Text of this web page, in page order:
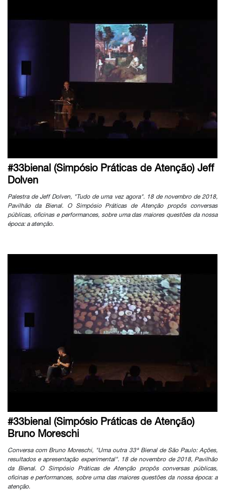
#33bienal (Simpósio Práticas de Atenção) Jeff
Dolven
Palestra de Jeff Dolven, "Tudo de uma vez agora". 18 de novembro de 2018,
Pavilhão da Bienal. O Simpósio Práticas de Atenção propôs conversas
públicas, oficinas e performances, sobre uma das maiores questões da nossa
época: a atenção.
#33bienal (Simpósio Práticas de Atenção)
Bruno Moreschi
Conversa com Bruno Moreschi, "Uma outra 33ª Bienal de São Paulo: Ações,
resultados e apresentação experimental". 18 de novembro de 2018, Pavilhão
da Bienal. O Simpósio Práticas de Atenção propôs conversas públicas,
oficinas e performances, sobre uma das maiores questões da nossa época: a
atenção.